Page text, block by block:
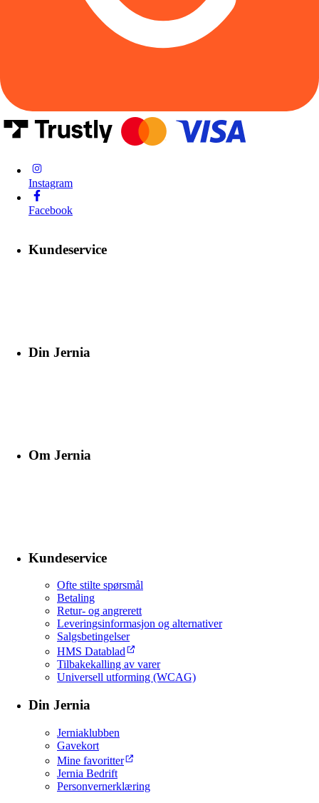
Instagram
Facebook
Kundeservice
Din Jernia
Om Jernia
Kundeservice
Ofte stilte spørsmål
Betaling
Retur- og angrerett
Leveringsinformasjon og alternativer
Salgsbetingelser
HMS Datablad
Tilbakekalling av varer
Universell utforming (WCAG)
Din Jernia
Jerniaklubben
Gavekort
Mine favoritter
Jernia Bedrift
Personvernerklæring